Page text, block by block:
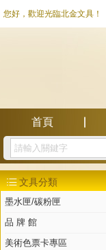
您好，歡迎光臨北金文具！
首頁
幫助中心
文具分類
墨水匣/碳粉匣
品 牌 館
美術色票卡專區